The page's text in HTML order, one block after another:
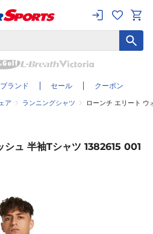
ブランド セール クーポン
ア ランニングシャツ ローンチ エリート ウ
シュ 半袖Tシャツ 1382615 001